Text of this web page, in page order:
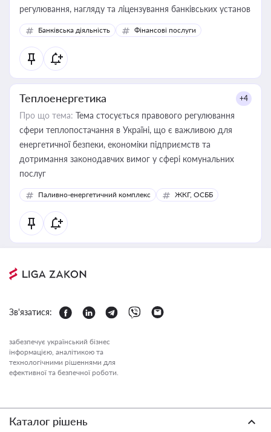
регулювання, нагляду та ліцензування банківських установ
Банківська діяльність Фінансові послуги
Теплоенергетика +4
Про що тема: Тема стосується правового регулювання
сфери теплопостачання в Україні, що є важливою для
енергетичної безпеки, економіки підприємств та
дотримання законодавчих вимог у сфері комунальних
послуг
Паливно-енергетичний комплекс ЖКГ, ОСББ
Зв'язатися:
забезпечує український бізнес
інформацією, аналітикою та
технологічними рішеннями для
ефективної та безпечної роботи.
Каталог рішень